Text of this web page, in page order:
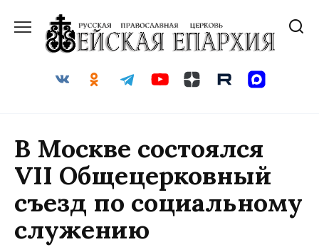
содержанию
В Москве состоялся
VII Общецерковный
съезд по социальному
служению